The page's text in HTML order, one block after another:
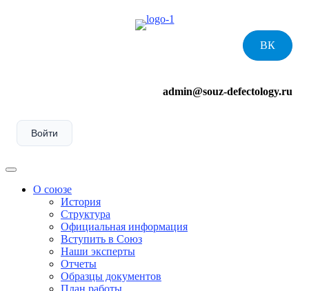
ВК
admin@souz-defectology.ru
Войти
Menu
О союзе
История
Структура
Официальная информация
Вступить в Союз
Наши эксперты
Отчеты
Образцы документов
План работы